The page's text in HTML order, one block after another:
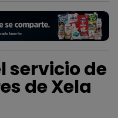
servicio de
de Xela